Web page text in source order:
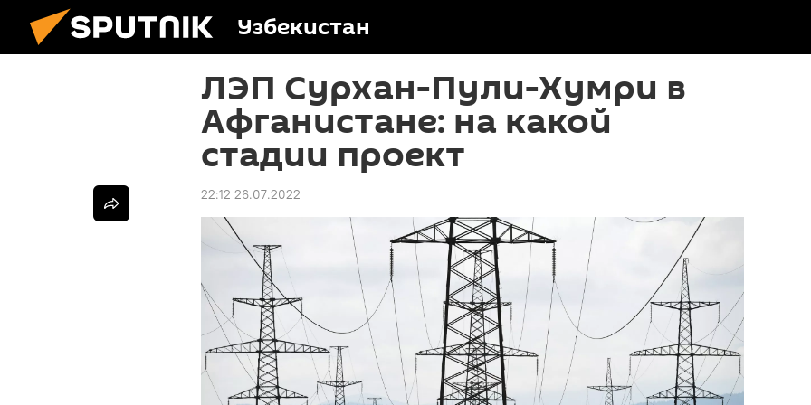
Узбекистан
ЛЭП Сурхан-Пули-Хумри в
Афганистане: на какой
стадии проект
22:12 26.07.2022